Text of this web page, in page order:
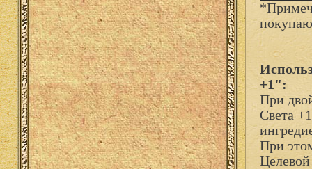
+1":
При
Света
При
Целевой